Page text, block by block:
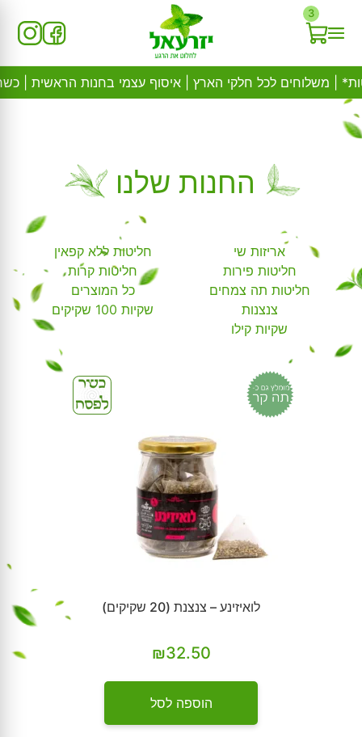
content
3
החנות שלנו
אריזות שי
חליטות ללא קפאין
חליטות פירות
חליטות קרות
חליטות תה צמחים
כל המוצרים
צנצנות
שקיות 100 שקיקים
שקיות קילו
לואיזינע – צנצנת (20 שקיקים)
₪32.50
הוספה לסל